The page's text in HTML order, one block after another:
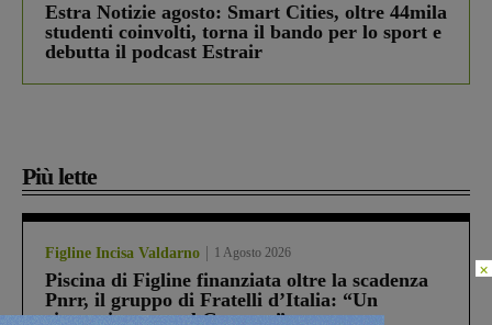
Estra Notizie agosto: Smart Cities, oltre 44mila
studenti coinvolti, torna il bando per lo sport e
debutta il podcast Estrair
Più lette
Figline Incisa Valdarno 1 Agosto 2026
Piscina di Figline finanziata oltre la scadenza
Pnrr, il gruppo di Fratelli d’Italia: “Un
ringraziamento al Governo”
×